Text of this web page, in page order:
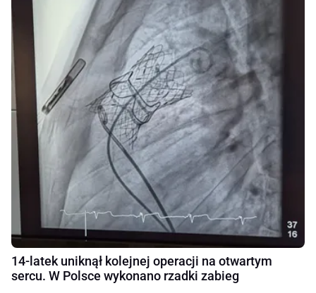
14-latek uniknął kolejnej operacji na otwartym
sercu. W Polsce wykonano rzadki zabieg